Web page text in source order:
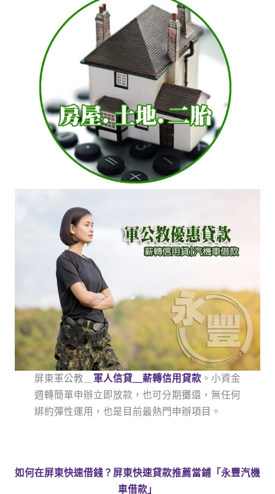
屏東軍公教＿ 軍人信貸＿薪轉信用貸款。小資金
週轉簡單申辦立即放款，也可分期攤還，無任何
綁約彈性運用，也是目前最熱門申辦項目。
如何在屏東快速借錢？屏東快速貸款推薦當鋪「永豐汽機
車借款」